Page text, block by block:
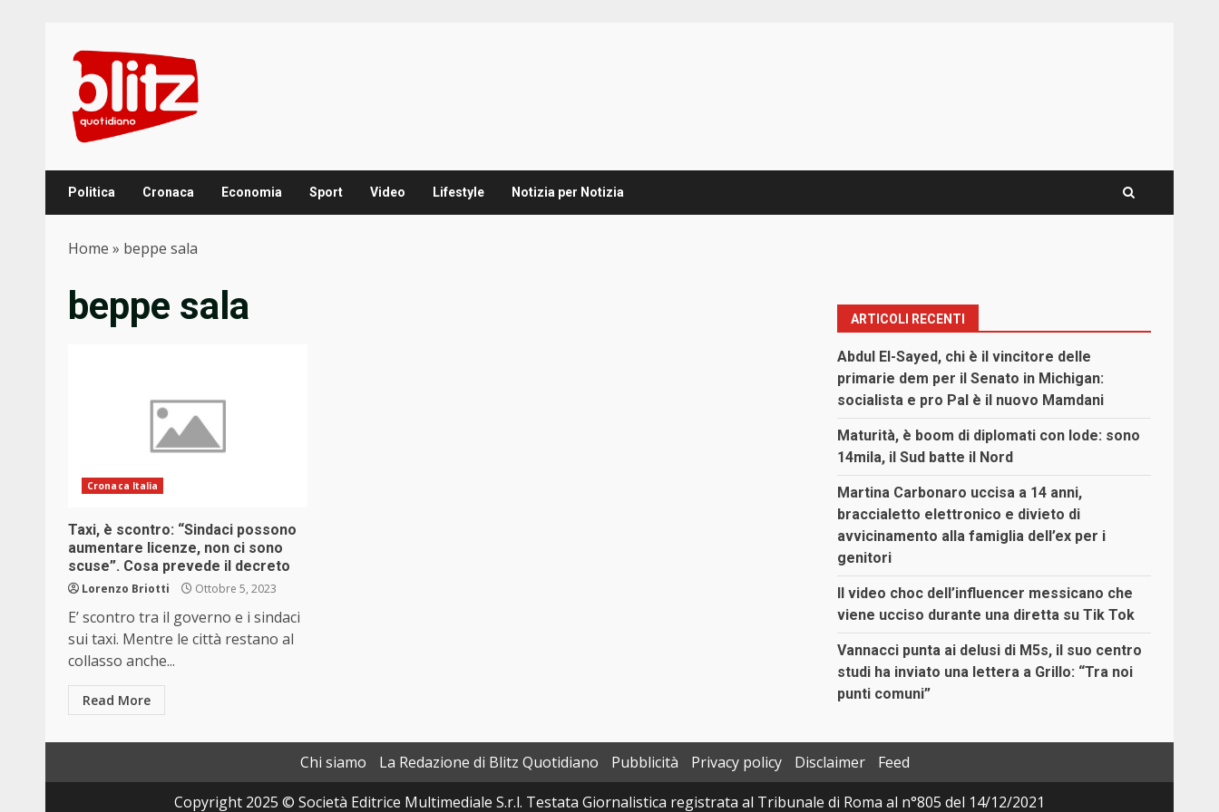
content
Politica Cronaca Economia Sport Video Lifestyle Notizia per Notizia
Home » beppe sala
beppe sala
Cronaca Italia
Taxi, è scontro: “Sindaci possono
aumentare licenze, non ci sono
scuse”. Cosa prevede il decreto
Lorenzo Briotti Ottobre 5, 2023
E’ scontro tra il governo e i sindaci
sui taxi. Mentre le città restano al
collasso anche...
Read More
ARTICOLI RECENTI
Abdul El-Sayed, chi è il vincitore delle
primarie dem per il Senato in Michigan:
socialista e pro Pal è il nuovo Mamdani
Maturità, è boom di diplomati con lode: sono
14mila, il Sud batte il Nord
Martina Carbonaro uccisa a 14 anni,
braccialetto elettronico e divieto di
avvicinamento alla famiglia dell’ex per i
genitori
Il video choc dell’influencer messicano che
viene ucciso durante una diretta su Tik Tok
Vannacci punta ai delusi di M5s, il suo centro
studi ha inviato una lettera a Grillo: “Tra noi
punti comuni”
Chi siamo La Redazione di Blitz Quotidiano Pubblicità Privacy policy Disclaimer
Feed
Copyright 2025 © Società Editrice Multimediale S.r.l. Testata Giornalistica registrata al Tribunale di Roma al n°805 del 14/12/2021